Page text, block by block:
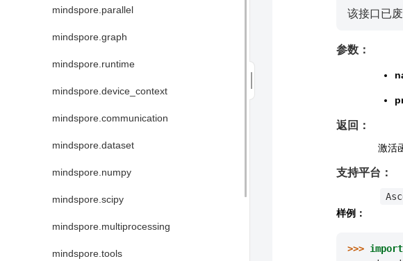
mindspore.parallel
mindspore.graph
mindspore.runtime
mindspore.device_context
mindspore.communication
mindspore.dataset
mindspore.numpy
mindspore.scipy
mindspore.multiprocessing
mindspore.tools
该接口已
参数：
返回：
激活
支持平台：
样例：
>>> import